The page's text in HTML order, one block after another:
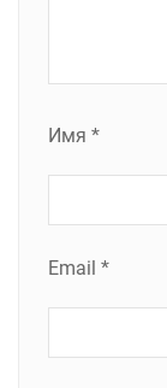
Имя *
Email *